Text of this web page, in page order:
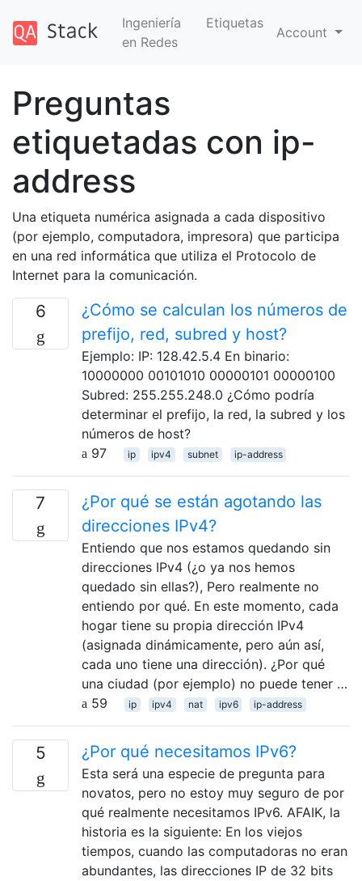
Ingeniería
en Redes
Etiquetas
Account
Preguntas
etiquetadas con ip-
address
Una etiqueta numérica asignada a cada dispositivo
(por ejemplo, computadora, impresora) que participa
en una red informática que utiliza el Protocolo de
Internet para la comunicación.
6
¿Cómo se calculan los números de
prefijo, red, subred y host?
Ejemplo: IP: 128.42.5.4 En binario:
10000000 00101010 00000101 00000100
Subred: 255.255.248.0 ¿Cómo podría
determinar el prefijo, la red, la subred y los
números de host?
97
ip ipv4 subnet ip-address
7
¿Por qué se están agotando las
direcciones IPv4?
Entiendo que nos estamos quedando sin
direcciones IPv4 (¿o ya nos hemos
quedado sin ellas?), Pero realmente no
entiendo por qué. En este momento, cada
hogar tiene su propia dirección IPv4
(asignada dinámicamente, pero aún así,
cada uno tiene una dirección). ¿Por qué
una ciudad (por ejemplo) no puede tener …
59
ip ipv4 nat ipv6 ip-address
5 ¿Por qué necesitamos IPv6?
Esta será una especie de pregunta para
novatos, pero no estoy muy seguro de por
qué realmente necesitamos IPv6. AFAIK, la
historia es la siguiente: En los viejos
tiempos, cuando las computadoras no eran
abundantes, las direcciones IP de 32 bits